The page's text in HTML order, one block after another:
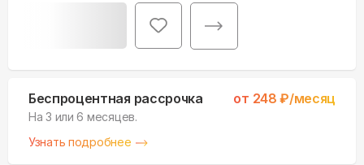
Беспроцентная рассрочка от 248 ₽/месяц
На 3 или 6 месяцев.
Узнать подробнее